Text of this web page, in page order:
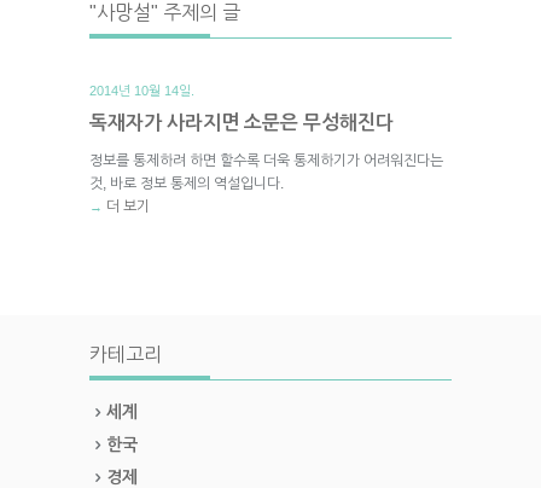
"사망설" 주제의 글
2014년 10월 14일.
독재자가 사라지면 소문은 무성해진다
정보를 통제하려 하면 할수록 더욱 통제하기가 어려워진다는
것, 바로 정보 통제의 역설입니다.
→ 더 보기
카테고리
세계
한국
경제